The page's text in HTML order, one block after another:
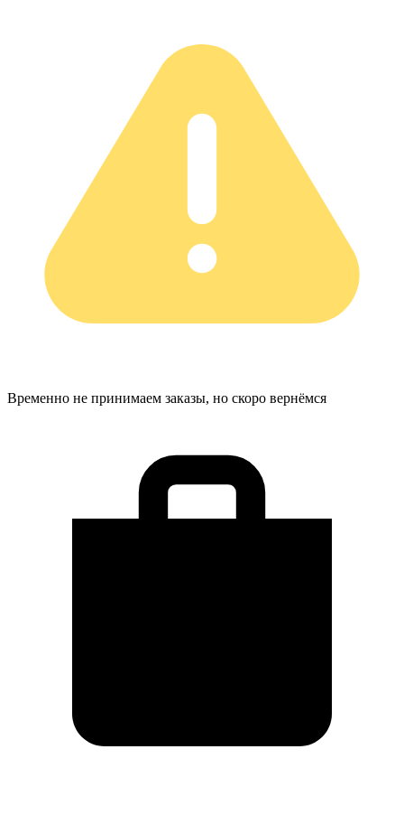
Временно не принимаем заказы, но скоро вернёмся